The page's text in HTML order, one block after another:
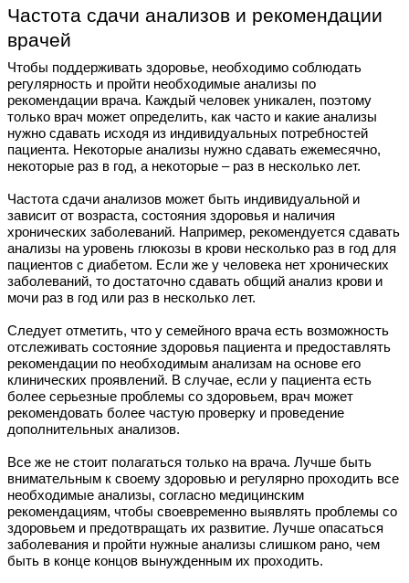
Частота сдачи анализов и рекомендации
врачей
Чтобы поддерживать здоровье, необходимо соблюдать
регулярность и пройти необходимые анализы по
рекомендации врача. Каждый человек уникален, поэтому
только врач может определить, как часто и какие анализы
нужно сдавать исходя из индивидуальных потребностей
пациента. Некоторые анализы нужно сдавать ежемесячно,
некоторые раз в год, а некоторые – раз в несколько лет.
Частота сдачи анализов может быть индивидуальной и
зависит от возраста, состояния здоровья и наличия
хронических заболеваний. Например, рекомендуется сдавать
анализы на уровень глюкозы в крови несколько раз в год для
пациентов с диабетом. Если же у человека нет хронических
заболеваний, то достаточно сдавать общий анализ крови и
мочи раз в год или раз в несколько лет.
Следует отметить, что у семейного врача есть возможность
отслеживать состояние здоровья пациента и предоставлять
рекомендации по необходимым анализам на основе его
клинических проявлений. В случае, если у пациента есть
более серьезные проблемы со здоровьем, врач может
рекомендовать более частую проверку и проведение
дополнительных анализов.
Все же не стоит полагаться только на врача. Лучше быть
внимательным к своему здоровью и регулярно проходить все
необходимые анализы, согласно медицинским
рекомендациям, чтобы своевременно выявлять проблемы со
здоровьем и предотвращать их развитие. Лучше опасаться
заболевания и пройти нужные анализы слишком рано, чем
быть в конце концов вынужденным их проходить.